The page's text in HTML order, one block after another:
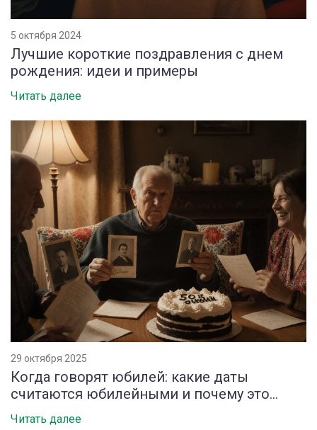
5 октября 2024
Лучшие короткие поздравления с днем
рождения: идеи и примеры
Читать далее
29 октября 2025
Когда говорят юбилей: какие даты
считаются юбилейными и почему это
важно
Читать далее